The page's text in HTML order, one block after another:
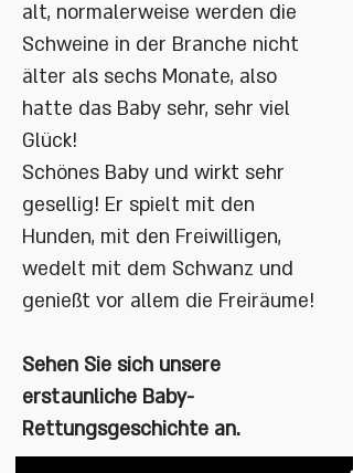
alt, normalerweise werden die
Schweine in der Branche nicht
älter als sechs Monate, also
hatte das Baby sehr, sehr viel
Glück!
Schönes Baby und wirkt sehr
gesellig! Er spielt mit den
Hunden, mit den Freiwilligen,
wedelt mit dem Schwanz und
genießt vor allem die Freiräume!
Sehen Sie sich unsere
erstaunliche Baby-
Rettungsgeschichte an.